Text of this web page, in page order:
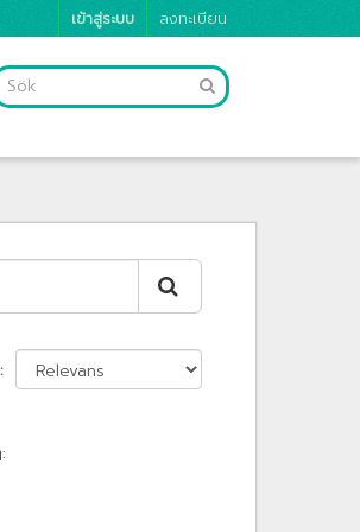
เข้าสู่ระบบ ลงทะเบียน